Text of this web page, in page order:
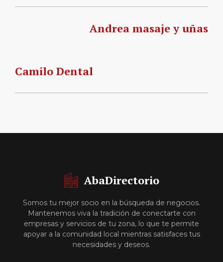
Andrea masaje y uñas
Camilo Dental
AbaDirectorio
Somos tu mejor socio en la búsqueda de negocios.
Mantenemos viva la tradición de conectarte con
empresas y servicios de tu zona, lo que te permite
apoyar a la comunidad local mientras satisfaces tus
necesidades y deseos.